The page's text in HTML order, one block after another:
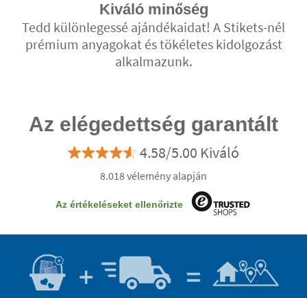
Kiváló minőség
Tedd különlegessé ajándékaidat! A Stikets-nél
prémium anyagokat és tökéletes kidolgozást
alkalmazunk.
Az elégedettség garantált
4.58/5.00 Kiváló
8.018 vélemény alapján
Az értékeléseket ellenőrizte